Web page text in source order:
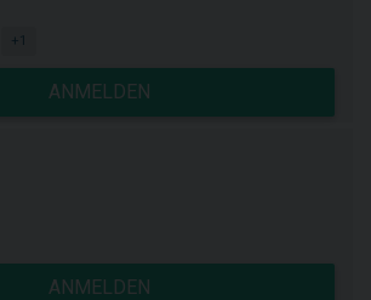
+1
ANMELDEN
ANMELDEN